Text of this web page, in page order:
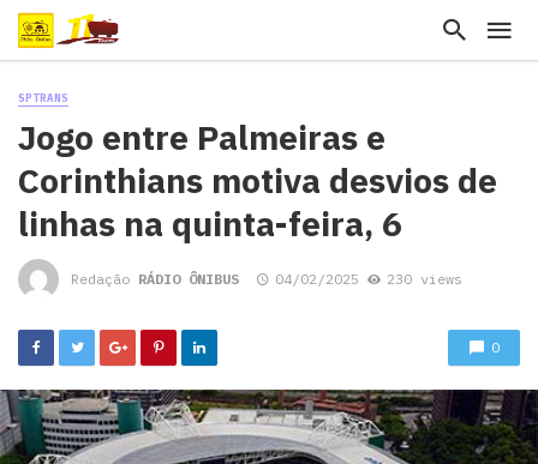
SPTRANS
Jogo entre Palmeiras e
Corinthians motiva desvios de
linhas na quinta-feira, 6
Redação RÁDIO ÔNIBUS 04/02/2025 230 views
0